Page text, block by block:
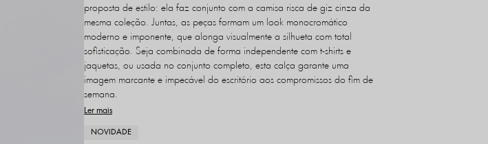
proposta de estilo: ela faz conjunto com a camisa risca de giz cinza da
mesma coleção. Juntas, as peças formam um look monocromático
moderno e imponente, que alonga visualmente a silhueta com total
sofisticação. Seja combinada de forma independente com t-shirts e
jaquetas, ou usada no conjunto completo, esta calça garante uma
imagem marcante e impecável do escritório aos compromissos do fim de
semana.
Ler mais
NOVIDADE